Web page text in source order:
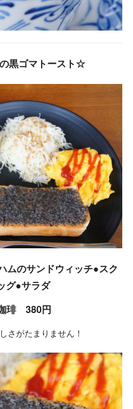
黒ゴマトースト☆
ムのサンドウィッチ●スク
グ●サラダ
琲 380円
さがたまりません！